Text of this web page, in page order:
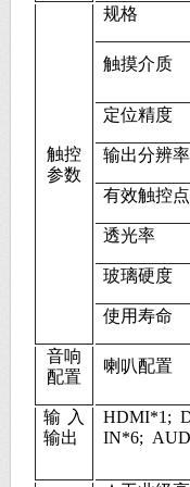
触控
参数
规格
触摸介质
定位精度
输出分辨率
有效触控
透光率
玻璃硬度
使用寿命
音响
配置
喇叭配置
输入
输出
HDMI*1;
IN*6;